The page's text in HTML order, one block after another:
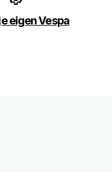
eigen Vespa